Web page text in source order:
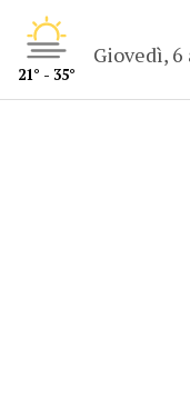
21° - 35°
Giovedì, 6